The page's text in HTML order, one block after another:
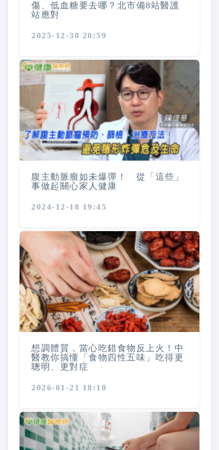
傷、低血糖要去哪？北市備8站醫護
站應對
2025-12-30 20:59
腹主動脈瘤如未爆彈！ 從「這些」
事做起關心家人健康
2024-12-18 19:45
想調體質，當心吃錯食物反上火！中
醫教你搞懂「食物四性五味」吃得更
聰明、更對症
2026-01-21 18:10